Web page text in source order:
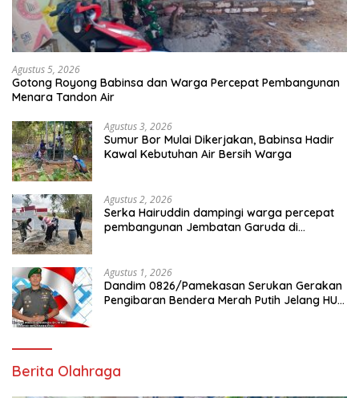
Agustus 5, 2026
Gotong Royong Babinsa dan Warga Percepat Pembangunan
Menara Tandon Air
Agustus 3, 2026
Sumur Bor Mulai Dikerjakan, Babinsa Hadir
Kawal Kebutuhan Air Bersih Warga
Agustus 2, 2026
Serka Hairuddin dampingi warga percepat
pembangunan Jembatan Garuda di
Agustus 1, 2026
Dandim 0826/Pamekasan Serukan Gerakan
Pengibaran Bendera Merah Putih Jelang HUT
Berita Olahraga